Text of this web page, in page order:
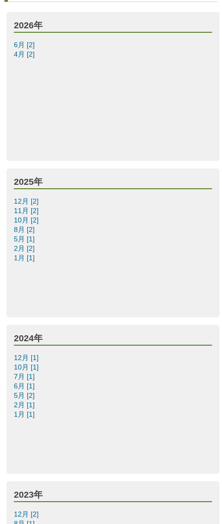
2026年
6月 [2]
4月 [2]
2025年
12月 [2]
11月 [2]
10月 [2]
8月 [2]
5月 [1]
2月 [2]
1月 [1]
2024年
12月 [1]
10月 [1]
7月 [1]
6月 [1]
5月 [2]
2月 [1]
1月 [1]
2023年
12月 [2]